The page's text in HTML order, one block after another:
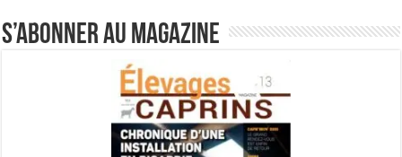
S’abonner au magazine